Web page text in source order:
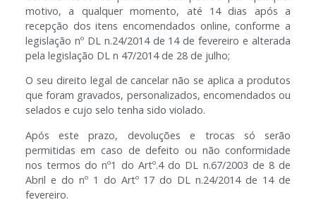
motivo, a qualquer momento, até 14 dias após a
recepção dos itens encomendados online, conforme a
legislação nº DL n.24/2014 de 14 de fevereiro e alterada
pela legislação DL n 47/2014 de 28 de julho;
O seu direito legal de cancelar não se aplica a produtos
que foram gravados, personalizados, encomendados ou
selados e cujo selo tenha sido violado.
Após este prazo, devoluções e trocas só serão
permitidas em caso de defeito ou não conformidade
nos termos do nº1 do Artº.4 do DL n.67/2003 de 8 de
Abril e do nº 1 do Artº 17 do DL n.24/2014 de 14 de
fevereiro.